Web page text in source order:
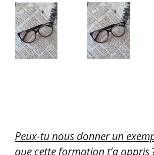
choisir un élément, le plus
pour moi, c’est de m’avoir